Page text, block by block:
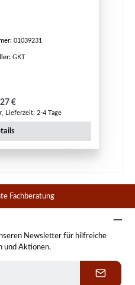
01039231
GKT
Preis:
€
Lieferzeit: 2-4 Tage
Fachberatung
Newsletter für hilfreiche
und Aktionen.